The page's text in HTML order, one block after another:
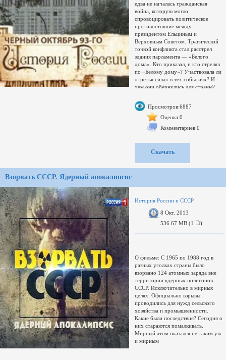
едва не началась гражданская
война, которую могло
спровоцировать политическое
противостояние между
президентом Ельциным и
Верховным Советом. Трагической
точкой конфликта стал расстрел
здания парламента — «Белого
дома». Кто приказал, и кто стрелял
по «Белому дому»? Участвовала ли
«третья сила» в тех событиях? И
чем они обернулись для страны?
найти авторы фильма
.
http://i60.fastpic.ru/big/2013/1006/
http://i60.fastpic.ru/big/2013/1006/
http://i60.fastpic.ru/big/2013/1006/
Просмотров:6887
Оценка:0
Комментариев:0
Скачать
Взорвать СССР. Ядерный апокалипсис
История России и СССР
8 Окт. 2013
536.67 MB (1
)
О фильме: С 1965 по 1988 год в
разных уголках страны было
взорвано 124 атомных заряда вне
территории ядерных полигонов
СССР. Исключительно в мирных
целях. Официально взрывы
проводились для нужд сельского
хозяйства и промышленности.
Какие были последствия? Сегодня о
них стараются помалкивать.
Мирный атом оказался не таким уж
и мирным